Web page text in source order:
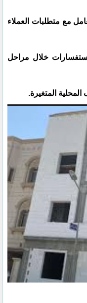
مع متطلبات العملاء
خلال مراحل
المتغيرة.